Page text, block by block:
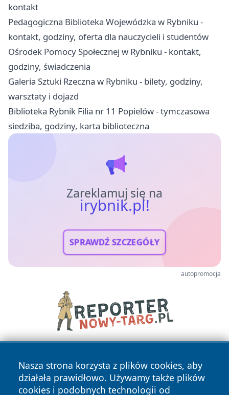
kontakt
Pedagogiczna Biblioteka Wojewódzka w Rybniku -
kontakt, godziny, oferta dla nauczycieli i studentów
Ośrodek Pomocy Społecznej w Rybniku - kontakt,
godziny, świadczenia
Galeria Sztuki Rzeczna w Rybniku - bilety, godziny,
warsztaty i dojazd
Biblioteka Rybnik Filia nr 11 Popielów - tymczasowa
siedziba, godziny, karta biblioteczna
Zareklamuj się na
irybnik.pl!
SPRAWDŹ SZCZEGÓŁY
autopromocja
Nasza strona korzysta z plików cookies, aby
działała prawidłowo. Używamy także plików
cookies i podobnych technologii od